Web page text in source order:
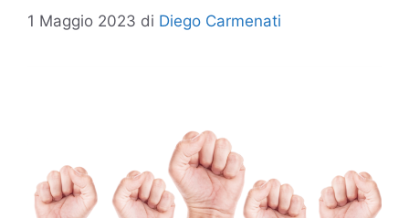
1 Maggio 2023 di Diego Carmenati